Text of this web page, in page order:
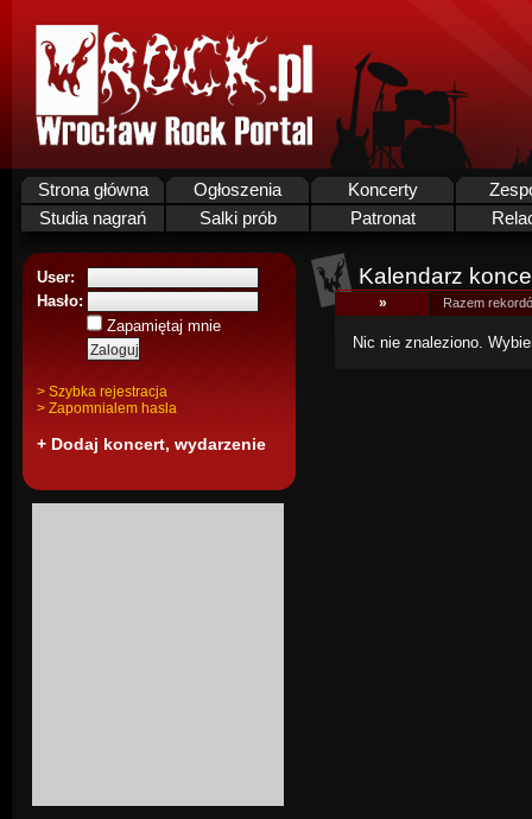
Strona główna Ogłoszenia Koncerty
Studia nagrań
Salki prób Patronat
User:
Hasło:
Zapamiętaj mnie
> Szybka rejestracja
> Zapomnialem hasla
+ Dodaj koncert, wydarzenie
Kalendarz
» Razem
Nic nie znaleziono.